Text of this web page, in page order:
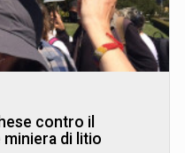
contro il
di litio